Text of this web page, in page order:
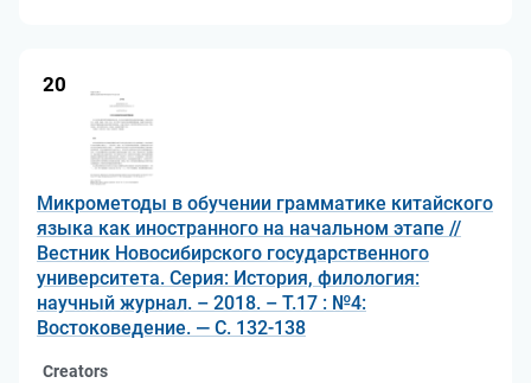
20
Микрометоды в обучении грамматике китайского
языка как иностранного на начальном этапе //
Вестник Новосибирского государственного
университета. Серия: История, филология:
научный журнал. – 2018. – Т.17 : №4:
Востоковедение. — С. 132-138
Creators